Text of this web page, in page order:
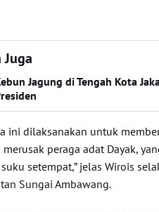
Juga
Jagung di Tengah Kota
ini dilaksanakan untuk
peraga adat Dayak,
setempat,” jelas Wirois
Sungai Ambawang.